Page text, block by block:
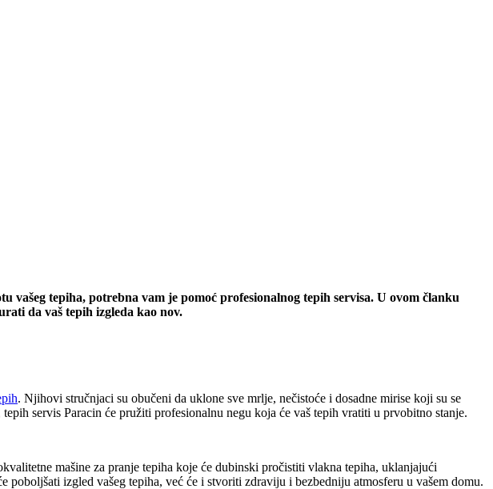
tepiha, potrebna vam je pomoć profesionalnog tepih servisa. U ovom članku
da vaš tepih izgleda kao nov.
. Njihovi stručnjaci su obučeni da uklone sve mrlje, nečistoće i dosadne mirise koji su se
servis Paracin će pružiti profesionalnu negu koja će vaš tepih vratiti u prvobitno stanje.
mašine za pranje tepiha koje će dubinski pročistiti vlakna tepiha, uklanjajući
izgled vašeg tepiha, već će i stvoriti zdraviju i bezbedniju atmosferu u vašem domu.